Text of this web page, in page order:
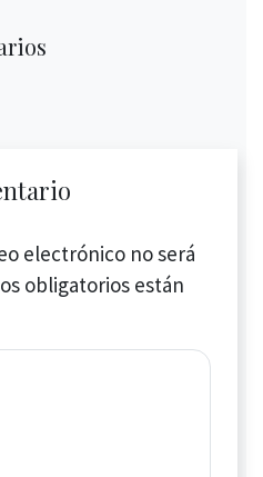
electrónico no será
obligatorios están